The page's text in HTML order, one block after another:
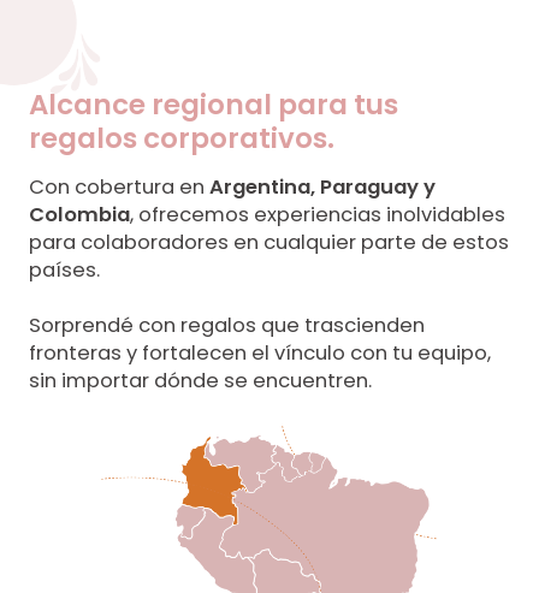
Alcance regional para tus
regalos corporativos.
Con cobertura en Argentina, Paraguay y
Colombia, ofrecemos experiencias inolvidables
para colaboradores en cualquier parte de estos
países.
Sorprendé con regalos que trascienden
fronteras y fortalecen el vínculo con tu equipo,
sin importar dónde se encuentren.